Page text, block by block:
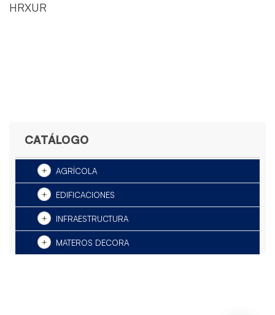
CATÁLOGO
AGRÍCOLA
EDIFICACIONES
INFRAESTRUCTURA
MATEROS DECORA
HRXUR